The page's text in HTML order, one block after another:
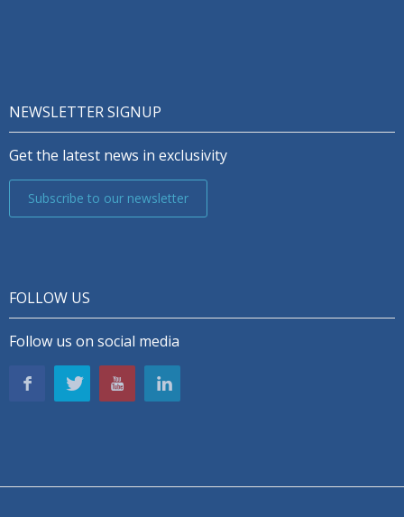
NEWSLETTER SIGNUP
Get the latest news in exclusivity
Subscribe to our newsletter
FOLLOW US
Follow us on social media